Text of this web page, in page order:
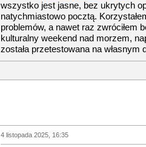
wszystko jest jasne, bez ukrytych
natychmiastowo pocztą.
problemów, a nawet raz zwróciłem
kulturalny weekend nad morzem,
została przetestowana na własnym
4 listopada 2025, 16:35